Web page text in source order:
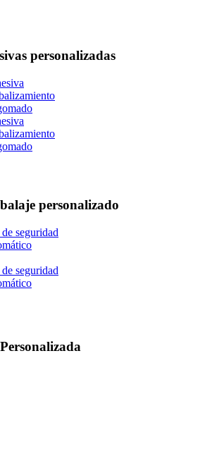
personalizadas
personalizado
seguridad
seguridad